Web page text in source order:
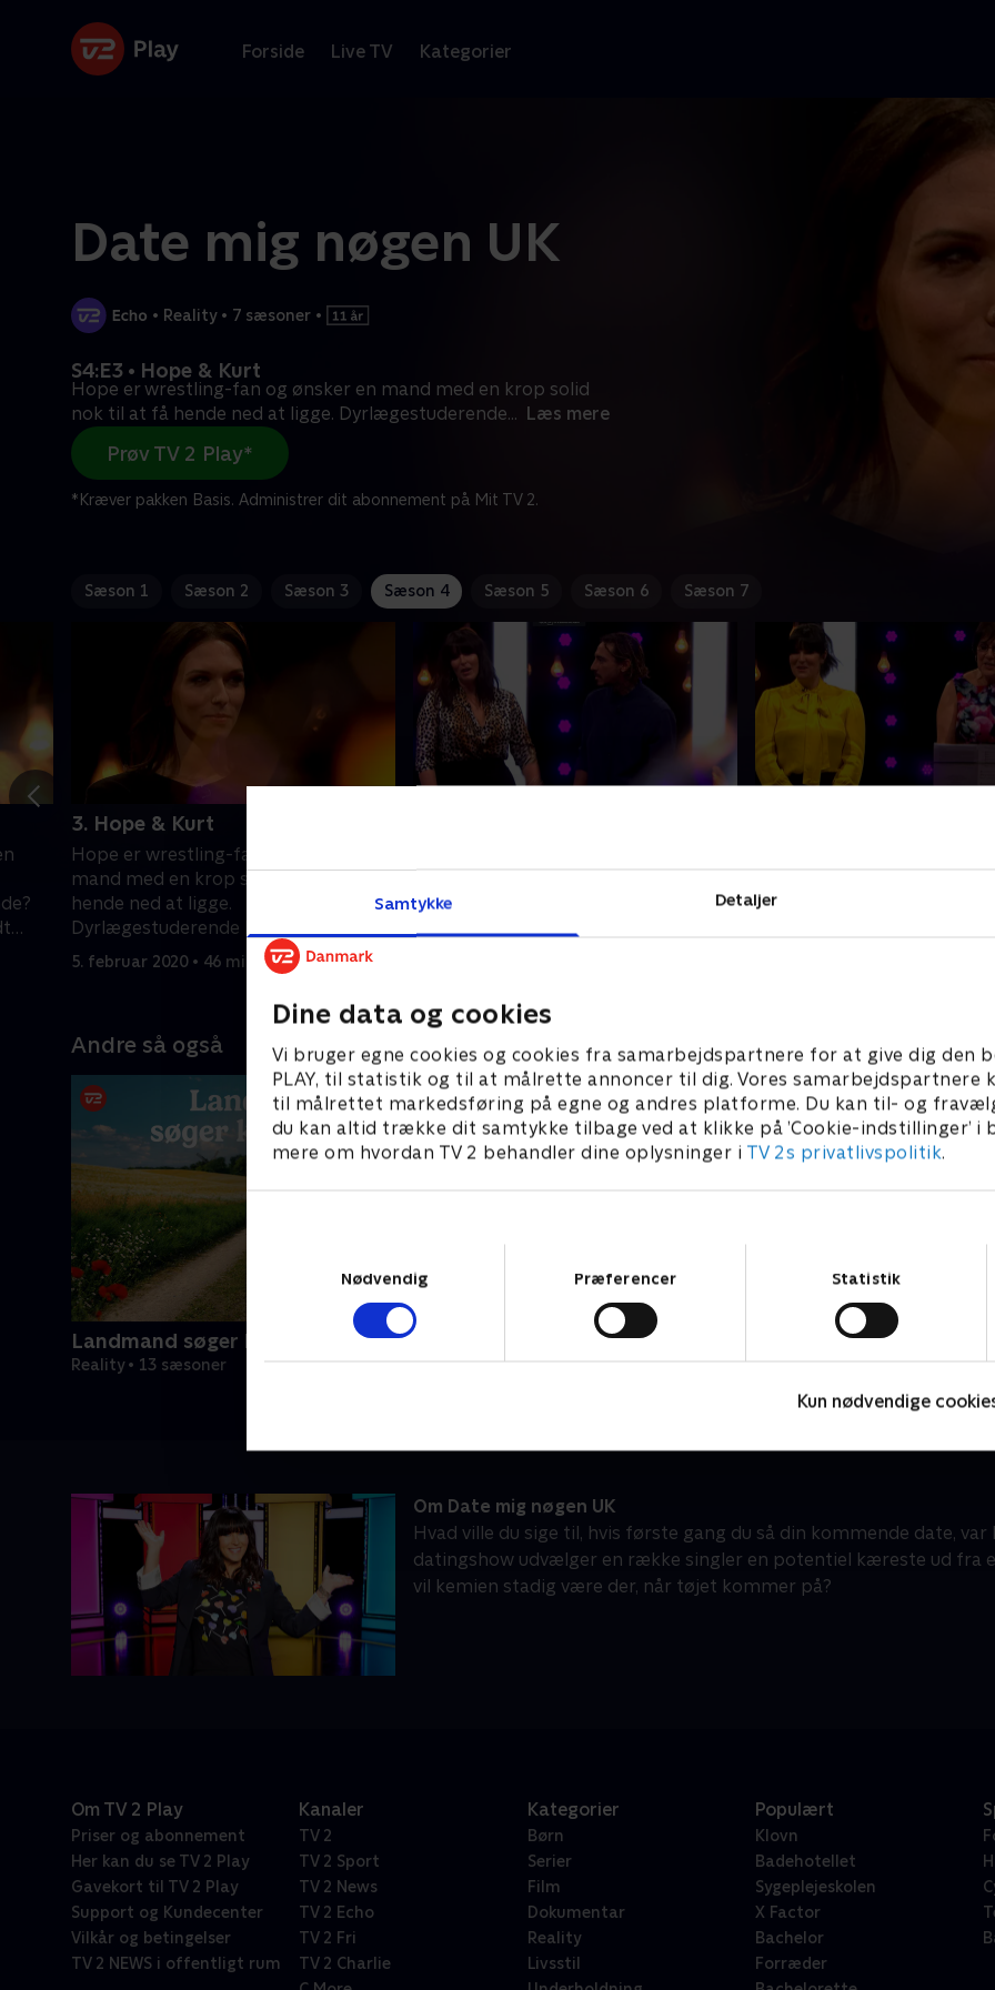
Samtykke Detaljer
Dine data og cookies
Vi bruger egne cookies og cookies fra samarbejdspartnere for at give dig den
PLAY, til statistik og til at målrette annoncer til dig. Vores samarbejdspartnere
til målrettet markedsføring på egne og andres platforme. Du kan til- og
du kan altid trække dit samtykke tilbage ved at klikke på ’Cookie-indstillinger’ i
mere om hvordan TV 2 behandler dine oplysninger i TV 2s privatlivspolitik.
Nødvendig
Præferencer Statistik
Kun nødvendige
Forside Live TV Kategorier
Date mig nøgen UK
• Reality • 7 sæsoner •
S4:E3 • Hope & Kurt
Hope er wrestling-fan og ønsker en mand med en krop solid
nok til at få hende ned at ligge. Dyrlægestuderende... Læs mere
Prøv TV 2 Play*
*Kræver pakken Basis. Administrer dit abonnement på Mit TV 2.
Sæson 1 Sæson 2 Sæson 3 Sæson 4 Sæson 5 Sæson 6 Sæson 7
3. Hope & Kurt
Hope er wrestling-fan og ønsker en
mand med en krop solid nok til at få
hende ned at ligge.
Dyrlægestuderende Kurt taler bedre
med de firbenede end kvinder.
5. februar 2020 • 46 min
diagnose og smider tøjet for
kærligheden. Kan rapperen Leon
indstillet på at finde en
Andre så også
Landmand søger kærlighed
Reality • 13 sæsoner
Date mig nøgen - special
Om Date mig nøgen UK
Hvad ville du sige til, hvis første gang du så din kommende date,
datingshow udvælger en række singler en potentiel kæreste ud fra
vil kemien stadig være der, når tøjet kommer på?
Om TV 2 Play
Priser og abonnement
Her kan du se TV 2 Play
Gavekort til TV 2 Play
Support og Kundecenter
Vilkår og betingelser
TV 2 NEWS i offentligt rum
Kanaler
TV 2
TV 2 Sport
TV 2 News
TV 2 Echo
TV 2 Fri
TV 2 Charlie
Kategorier
Børn
Serier
Film
Dokumentar
Reality
Livsstil
Populært
Klovn
Badehotellet
Sygeplejeskolen
X Factor
Bachelor
Forræder